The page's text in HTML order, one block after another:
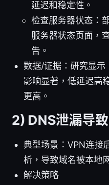
延迟和稳定性。
检查服务器状态：
服务器状态页面，
告。
数据/证据：研究显示
影响显著，低延迟高
更高。
2) DNS泄漏导
典型场景：VPN连接
析，导致域名被本地
解决策略